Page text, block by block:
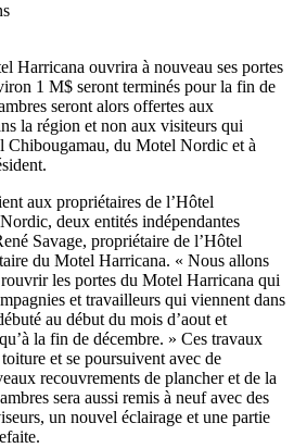
Harricana ouvrira à nouveau ses portes
1 M$ seront terminés pour la fin de
seront alors offertes aux
la région et non aux visiteurs qui
Chibougamau, du Motel Nordic et à
aux propriétaires de l’Hôtel
deux entités indépendantes
Savage, propriétaire de l’Hôtel
du Motel Harricana. « Nous allons
les portes du Motel Harricana qui
et travailleurs qui viennent dans
au début du mois d’aout et
la fin de décembre. » Ces travaux
et se poursuivent avec de
recouvrements de plancher et de la
sera aussi remis à neuf avec des
un nouvel éclairage et une partie